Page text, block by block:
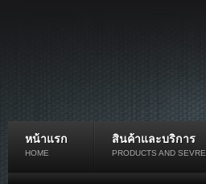
หน้าแรก
HOME
สินค้าและบริการ
PRODUCTS AND SEVRE